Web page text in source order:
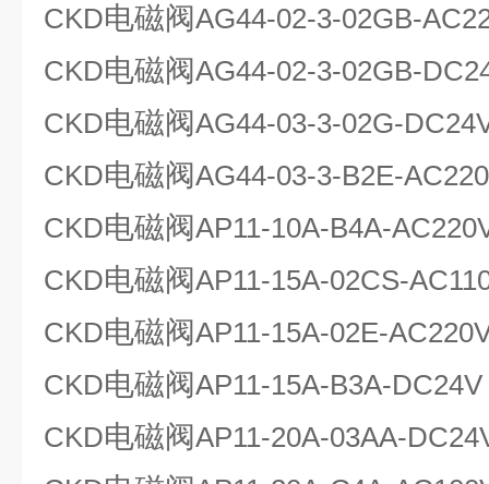
CKD电磁阀AG44-02-3-02GB-
CKD电磁阀AG44-02-3-02GB-
CKD电磁阀AG44-03-3-02G-
CKD电磁阀AG44-03-3-B2E-
CKD电磁阀AP11-10A-B4A-
CKD电磁阀AP11-15A-02CS-
CKD电磁阀AP11-15A-02E-
CKD电磁阀AP11-15A-B3A-DC24V
CKD电磁阀AP11-20A-03AA-